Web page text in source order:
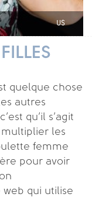
US
quelque chose
autres
qu’il s’agit
multiplier les
femme
pour avoir
web qui utilise